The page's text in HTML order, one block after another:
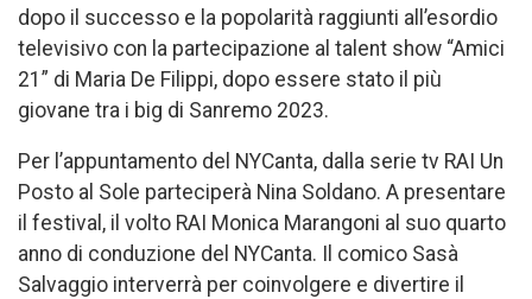
dopo il successo e la popolarità raggiunti all’esordio
televisivo con la partecipazione al talent show “Amici
21” di Maria De Filippi, dopo essere stato il più
giovane tra i big di Sanremo 2023.
Per l’appuntamento del NYCanta, dalla serie tv RAI Un
Posto al Sole parteciperà Nina Soldano. A presentare
il festival, il volto RAI Monica Marangoni al suo quarto
anno di conduzione del NYCanta. Il comico Sasà
Salvaggio interverrà per coinvolgere e divertire il